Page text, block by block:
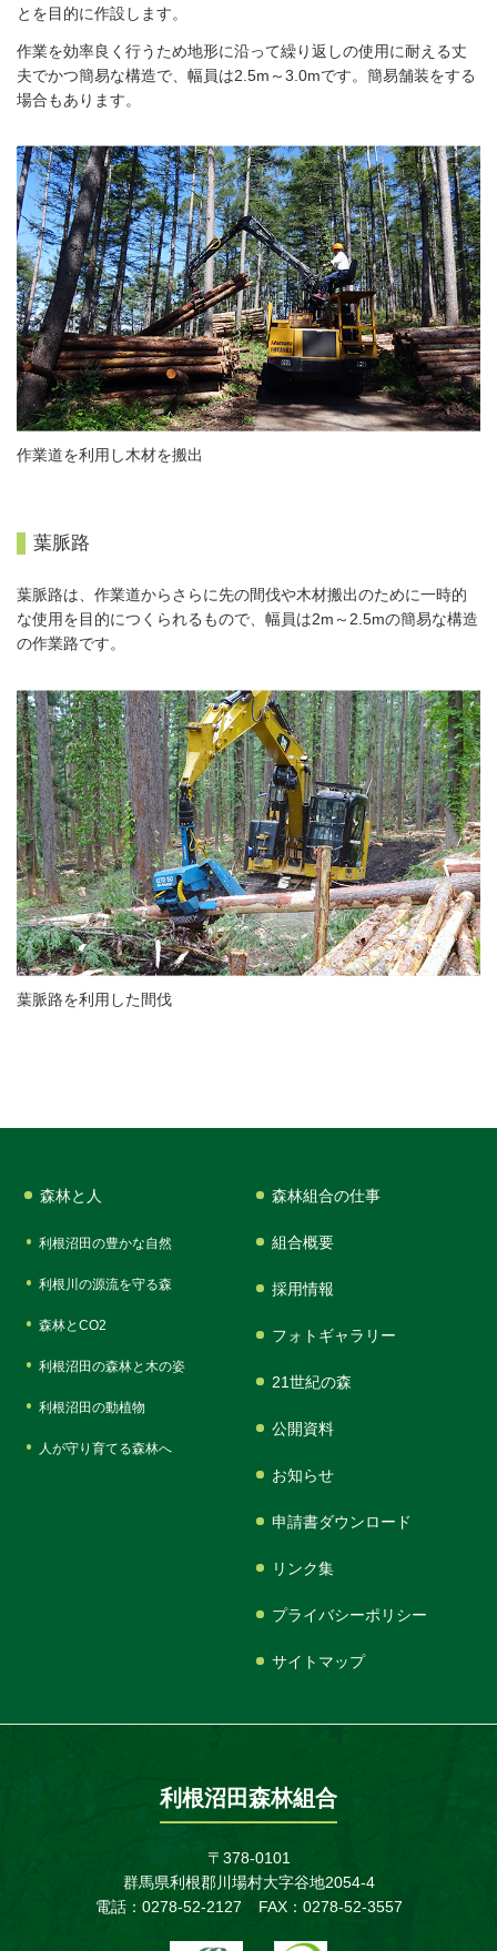
作業道を利用し木材を搬出
とを目的に作設します。
作業を効率良く行うため地形に沿って繰り返しの使用に耐える丈
夫でかつ簡易な構造で、幅員は2.5m～3.0mです。簡易舗装をする
場合もあります。
葉脈路を利用した間伐
葉脈路
葉脈路は、作業道からさらに先の間伐や木材搬出のために一時的
な使用を目的につくられるもので、幅員は2m～2.5mの簡易な構造
の作業路です。
利根沼田森林組合
〒378-0101
群馬県利根郡川場村大字谷地2054-4
電話：0278-52-2127
FAX：0278-52-3557
森林と人
利根沼田の豊かな自然
利根川の源流を守る森
森林とCO2
利根沼田の森林と木の姿
利根沼田の動植物
人が守り育てる森林へ
森林組合の仕事
組合概要
採用情報
フォトギャラリー
21世紀の森
公開資料
お知らせ
申請書ダウンロード
リンク集
プライバシーポリシー
サイトマップ